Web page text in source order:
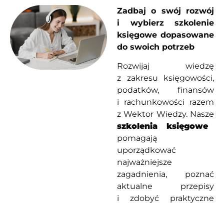
Zadbaj o swój rozwój
i wybierz szkolenie
księgowe dopasowane
do swoich potrzeb
Rozwijaj wiedzę
z zakresu księgowości,
podatków, finansów
i rachunkowości razem
z Wektor Wiedzy. Nasze
szkolenia księgowe
pomagają
uporządkować
najważniejsze
zagadnienia, poznać
aktualne przepisy
i zdobyć praktyczne